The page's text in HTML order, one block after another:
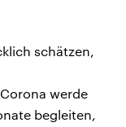
schätzen,
werde
begleiten,